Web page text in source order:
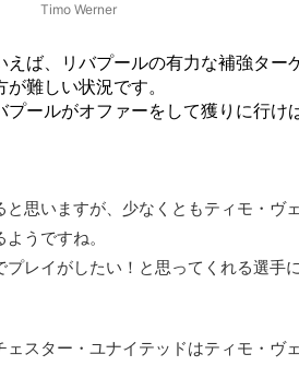
Timo Werner
ば、リバプールの有力な補強ター
難しい状況です。
ールがオファーをして獲りに行け
思いますが、少なくともティモ・ヴ
うですね。
レイがしたい！と思ってくれる選手
スター・ユナイテッドはティモ・ヴ